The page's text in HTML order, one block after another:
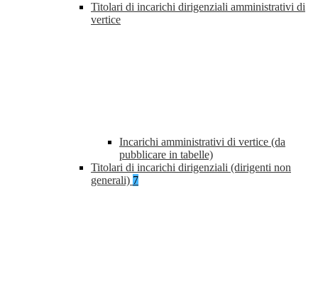
Titolari di incarichi dirigenziali amministrativi di
vertice
Incarichi amministrativi di vertice (da
pubblicare in tabelle)
Titolari di incarichi dirigenziali (dirigenti non
generali) 7